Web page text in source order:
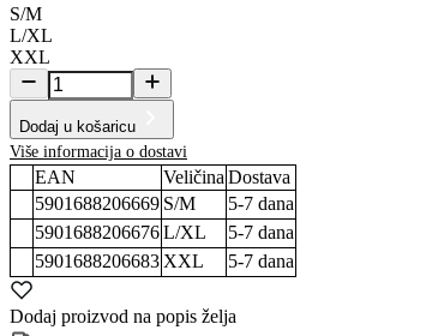
S/M
L/XL
XXL
Dodaj u košaricu
Više informacija o dostavi
EAN Veličina Dostava
5901688206669 S/M 5-7 dana
5901688206676L/XL 5-7 dana
5901688206683 XXL 5-7 dana
Dodaj proizvod na popis želja